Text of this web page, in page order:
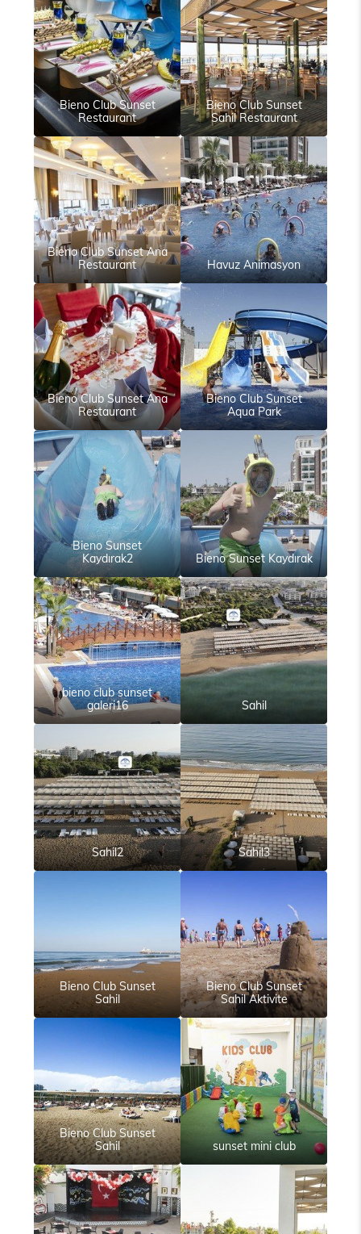
Bieno Club Sunset
Restaurant
Bieno Club Sunset
Sahil Restaurant
Bieno Club Sunset Ana
Restaurant
Havuz Animasyon
Bieno Club Sunset Ana
Restaurant
Bieno Club Sunset
Aqua Park
Bieno Sunset
Kaydırak2
Bieno Sunset Kaydırak
bieno club sunset
galeri16
Sahil
Sahil2 Sahil3
Bieno Club Sunset
Sahil
Bieno Club Sunset
Sahil Aktivite
Bieno Club Sunset
Sahil
sunset mini club